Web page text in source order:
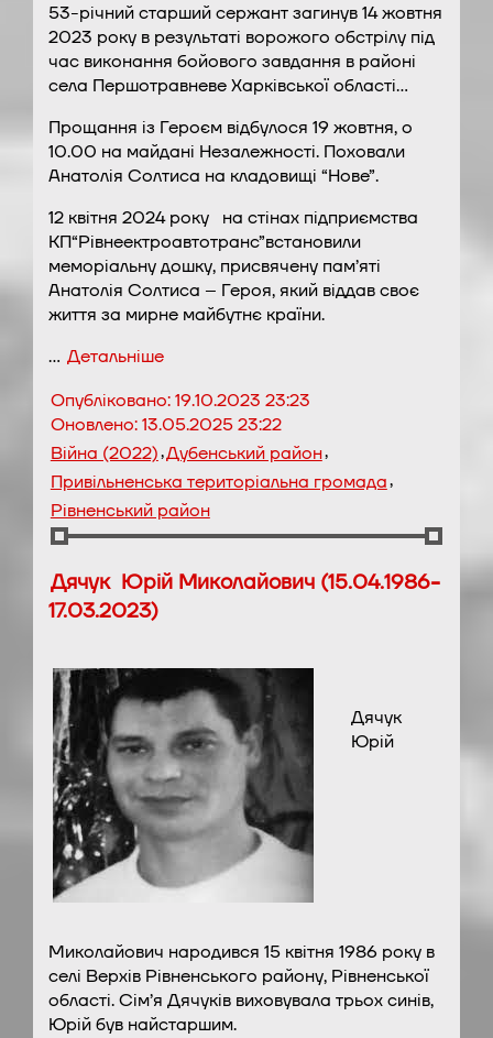
53-річний старший сержант загинув 14 жовтня
2023 року в результаті ворожого обстрілу під
час виконання бойового завдання в районі
села Першотравневе Харківської області…
Прощання із Героєм відбулося 19 жовтня, о
10.00 на майдані Незалежності. Поховали
Анатолія Солтиса на кладовищі “Нове”.
12 квітня 2024 року на стінах підприємства
КП“Рівнеектроавтотранс”встановили
меморіальну дошку, присвячену пам’яті
Анатолія Солтиса – Героя, який віддав своє
життя за мирне майбутнє країни.
… Детальніше
Опубліковано:19.10.2023 23:23
Оновлено:13.05.2025 23:22
Війна (2022),Дубенський район,
Привільненська територіальна громада,
Рівненський район
Дячук Юрій Миколайович (15.04.1986-
17.03.2023)
Дячук
Юрій
Миколайович народився 15 квітня 1986 року в
селі Верхів Рівненського району, Рівненської
області. Сім’я Дячуків виховувала трьох синів,
Юрій був найстаршим.